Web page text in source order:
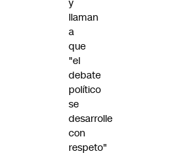
y
llaman
a
que
"el
debate
político
se
desarrolle
con
respeto"